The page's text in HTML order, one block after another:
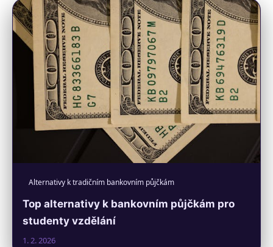
Alternativy k tradičním bankovním půjčkám
Top alternativy k bankovním půjčkám pro
studenty vzdělání
1. 2. 2026